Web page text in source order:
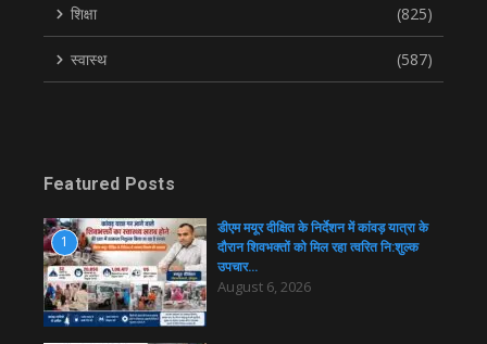
शिक्षा (825)
स्वास्थ (587)
Featured Posts
1
डीएम मयूर दीक्षित के निर्देशन में कांवड़ यात्रा के
दौरान शिवभक्तों को मिल रहा त्वरित नि:शुल्क
उपचार…
August 6, 2026